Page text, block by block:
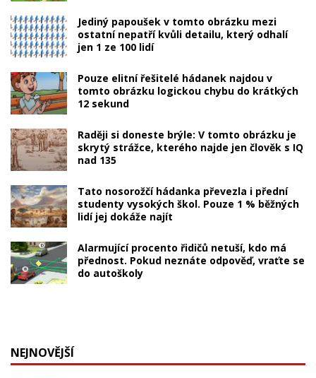
Jediný papoušek v tomto obrázku mezi
ostatní nepatří kvůli detailu, který odhalí
jen 1 ze 100 lidí
Pouze elitní řešitelé hádanek najdou v
tomto obrázku logickou chybu do krátkých
12 sekund
Raději si doneste brýle: V tomto obrázku je
skrytý strážce, kterého najde jen člověk s IQ
nad 135
Tato nosorožčí hádanka převezla i přední
studenty vysokých škol. Pouze 1 % běžných
lidí jej dokáže najít
Alarmující procento řidičů netuší, kdo má
přednost. Pokud neznáte odpověď, vraťte se
do autoškoly
NEJNOVĚJŠÍ